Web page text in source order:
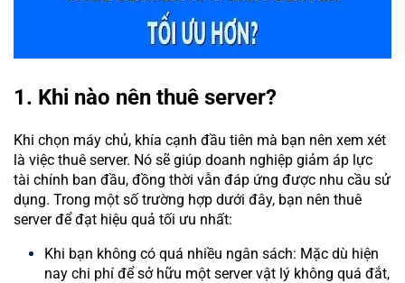
1. Khi nào nên thuê server?
Khi chọn máy chủ, khía cạnh đầu tiên mà bạn nên xem xét
là việc thuê server. Nó sẽ giúp doanh nghiệp giảm áp lực
tài chính ban đầu, đồng thời vẫn đáp ứng được nhu cầu sử
dụng. Trong một số trường hợp dưới đây, bạn nên thuê
server để đạt hiệu quả tối ưu nhất:
Khi bạn không có quá nhiều ngân sách: Mặc dù hiện
nay chi phí để sở hữu một server vật lý không quá đắt,